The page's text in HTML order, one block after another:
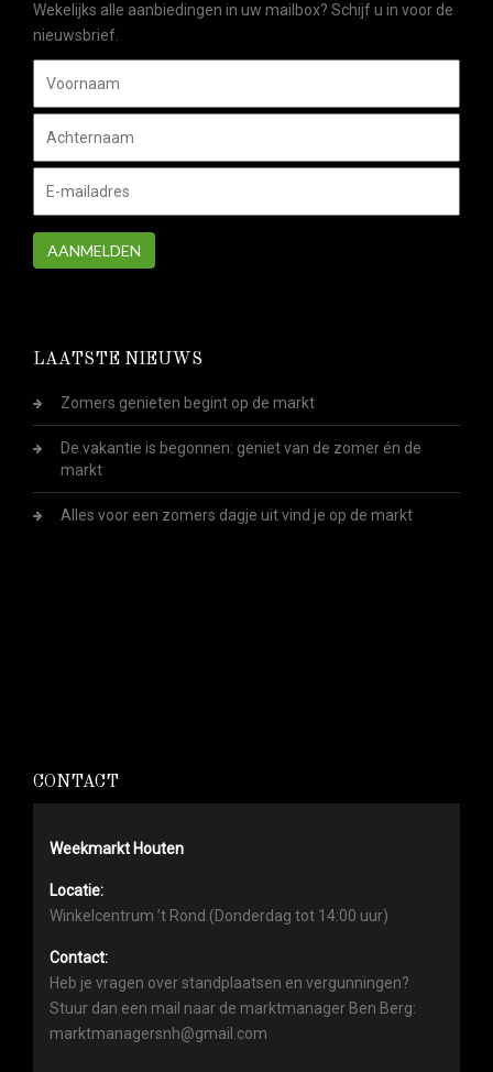
Wekelijks alle aanbiedingen in uw mailbox? Schijf u in voor de
nieuwsbrief.
AANMELDEN
LAATSTE NIEUWS
Zomers genieten begint op de markt
De vakantie is begonnen: geniet van de zomer én de
markt
Alles voor een zomers dagje uit vind je op de markt
CONTACT
Weekmarkt Houten
Locatie:
Winkelcentrum ’t Rond (Donderdag tot 14:00 uur)
Contact:
Heb je vragen over standplaatsen en vergunningen?
Stuur dan een mail naar de marktmanager Ben Berg:
marktmanagersnh@gmail.com